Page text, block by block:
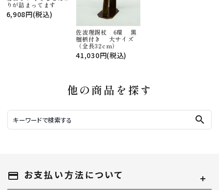
りが詰まってます
6,908円(税込)
佐波理錫杖 6環 黒
檀柄付き 大サイズ
（全長32cm）
41,030円(税込)
他の商品を探す
search
payment お支払い方法について